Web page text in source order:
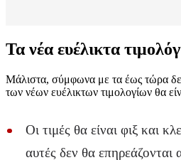
Τα νέα ευέλικτα
Μάλιστα, σύμφωνα με τα έως τώρα
των νέων ευέλικτων τιμολογίων θα
Οι τιμές θα είναι φιξ και
αυτές δεν θα επηρεάζονται